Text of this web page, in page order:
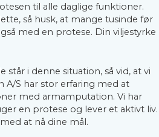
til alle daglige funktioner.
så husk, at mange tusinde før
med en protese. Din viljestyrke
står i denne situation, så vid, at vi
A/S har stor erfaring med at
med armamputation. Vi har
en protese og lever et aktivt liv.
at nå dine mål.